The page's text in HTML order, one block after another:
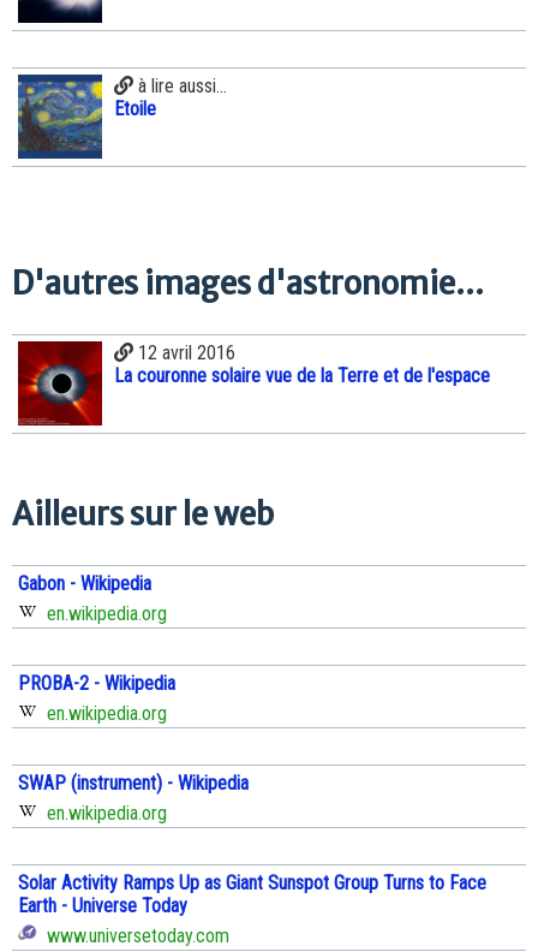
à lire aussi...
Etoile
D'autres images d'astronomie...
12 avril 2016
La couronne solaire vue de la Terre et de l'espace
Ailleurs sur le web
Gabon - Wikipedia
en.wikipedia.org
PROBA-2 - Wikipedia
en.wikipedia.org
SWAP (instrument) - Wikipedia
en.wikipedia.org
Solar Activity Ramps Up as Giant Sunspot Group Turns to Face
Earth - Universe Today
www.universetoday.com